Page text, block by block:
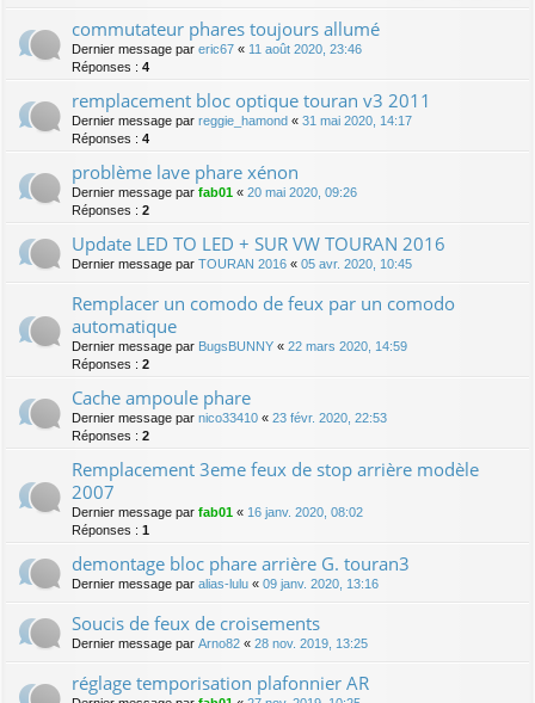
commutateur phares toujours allumé
Dernier message par eric67 « 11 août 2020, 23:46
Réponses : 4
remplacement bloc optique touran v3 2011
Dernier message par reggie_hamond « 31 mai 2020, 14:17
Réponses : 4
problème lave phare xénon
Dernier message par fab01 « 20 mai 2020, 09:26
Réponses : 2
Update LED TO LED + SUR VW TOURAN 2016
Dernier message par TOURAN 2016 « 05 avr. 2020, 10:45
Remplacer un comodo de feux par un comodo
automatique
Dernier message par BugsBUNNY « 22 mars 2020, 14:59
Réponses : 2
Cache ampoule phare
Dernier message par nico33410 « 23 févr. 2020, 22:53
Réponses : 2
Remplacement 3eme feux de stop arrière modèle
2007
Dernier message par fab01 « 16 janv. 2020, 08:02
Réponses : 1
demontage bloc phare arrière G. touran3
Dernier message par alias-lulu « 09 janv. 2020, 13:16
Soucis de feux de croisements
Dernier message par Arno82 « 28 nov. 2019, 13:25
réglage temporisation plafonnier AR